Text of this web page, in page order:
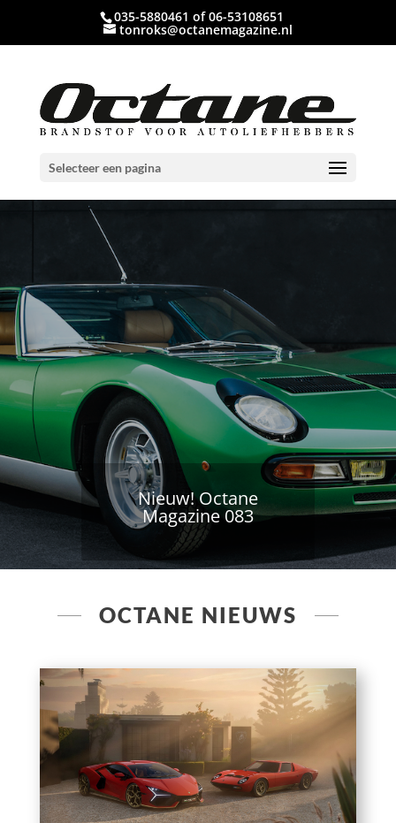
035-5880461 of 06-53108651
tonroks@octanemagazine.nl
Selecteer een pagina
Nieuw! Octane
Magazine 083
OCTANE NIEUWS